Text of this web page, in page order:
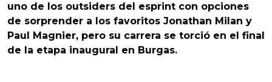
uno de los outsiders del esprint con opciones
de sorprender a los favoritos Jonathan Milan y
Paul Magnier, pero su carrera se torció en el final
de la etapa inaugural en Burgas.